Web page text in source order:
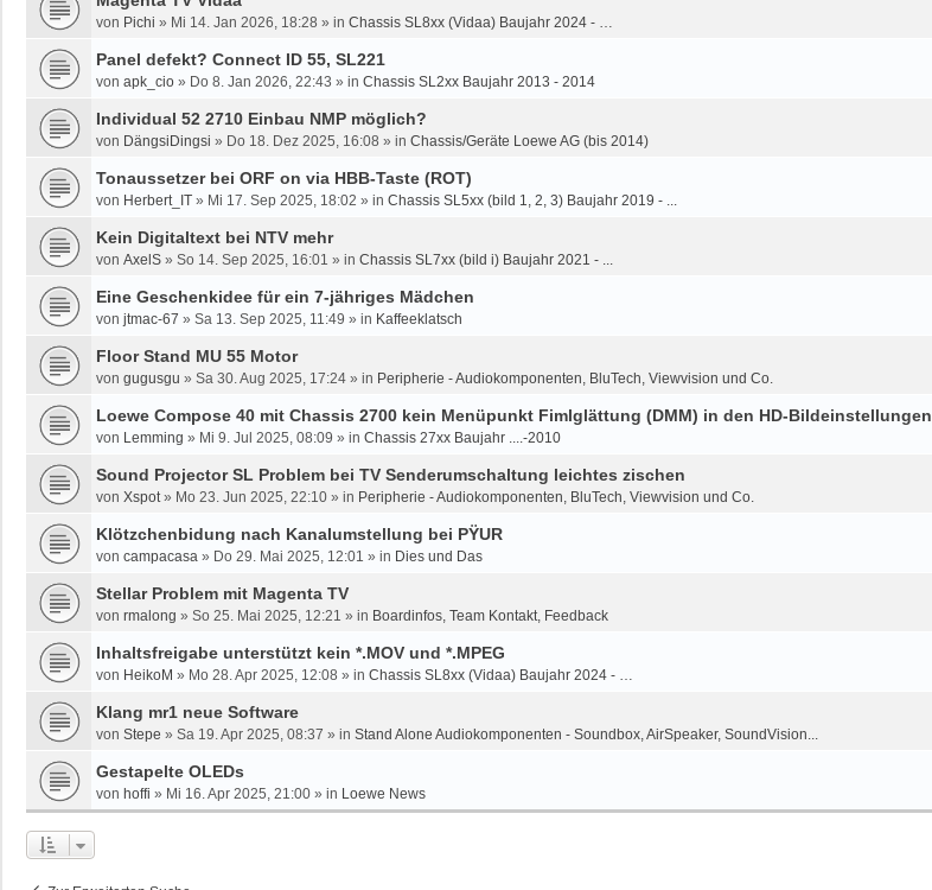
von Pichi » Mi 14. Jan 2026, 18:28 » in Chassis SL8xx (Vidaa) Baujahr 2024 - …
Panel defekt? Connect ID 55, SL221
von apk_cio » Do 8. Jan 2026, 22:43 » in Chassis SL2xx Baujahr 2013 - 2014
Individual 52 2710 Einbau NMP möglich?
von DängsiDingsi » Do 18. Dez 2025, 16:08 » in Chassis/Geräte Loewe AG (bis 2014)
Tonaussetzer bei ORF on via HBB-Taste (ROT)
von Herbert_IT » Mi 17. Sep 2025, 18:02 » in Chassis SL5xx (bild 1, 2, 3) Baujahr 2019 - ...
Kein Digitaltext bei NTV mehr
von AxelS » So 14. Sep 2025, 16:01 » in Chassis SL7xx (bild i) Baujahr 2021 - ...
Eine Geschenkidee für ein 7-jähriges Mädchen
von jtmac-67 » Sa 13. Sep 2025, 11:49 » in Kaffeeklatsch
Floor Stand MU 55 Motor
von gugusgu » Sa 30. Aug 2025, 17:24 » in Peripherie - Audiokomponenten, BluTech, Viewvision und Co.
Loewe Compose 40 mit Chassis 2700 kein Menüpunkt Fimlglättung (DMM) in den HD-Bildeinstellungen
von Lemming » Mi 9. Jul 2025, 08:09 » in Chassis 27xx Baujahr ....-2010
Sound Projector SL Problem bei TV Senderumschaltung leichtes zischen
von Xspot» Mo 23. Jun 2025, 22:10 » in Peripherie - Audiokomponenten, BluTech, Viewvision und Co.
Klötzchenbidung nach Kanalumstellung bei PŸUR
von campacasa » Do 29. Mai 2025, 12:01 » in Dies und Das
Stellar Problem mit Magenta TV
von rmalong » So 25. Mai 2025, 12:21 » in Boardinfos, Team Kontakt, Feedback
Inhaltsfreigabe unterstützt kein *.MOV und *.MPEG
von HeikoM » Mo 28. Apr 2025, 12:08 » in Chassis SL8xx (Vidaa) Baujahr 2024 - …
Klang mr1 neue Software
von Stepe » Sa 19. Apr 2025, 08:37 » in Stand Alone Audiokomponenten - Soundbox, AirSpeaker, SoundVision...
Gestapelte OLEDs
von hoffi » Mi 16. Apr 2025, 21:00 » in Loewe News